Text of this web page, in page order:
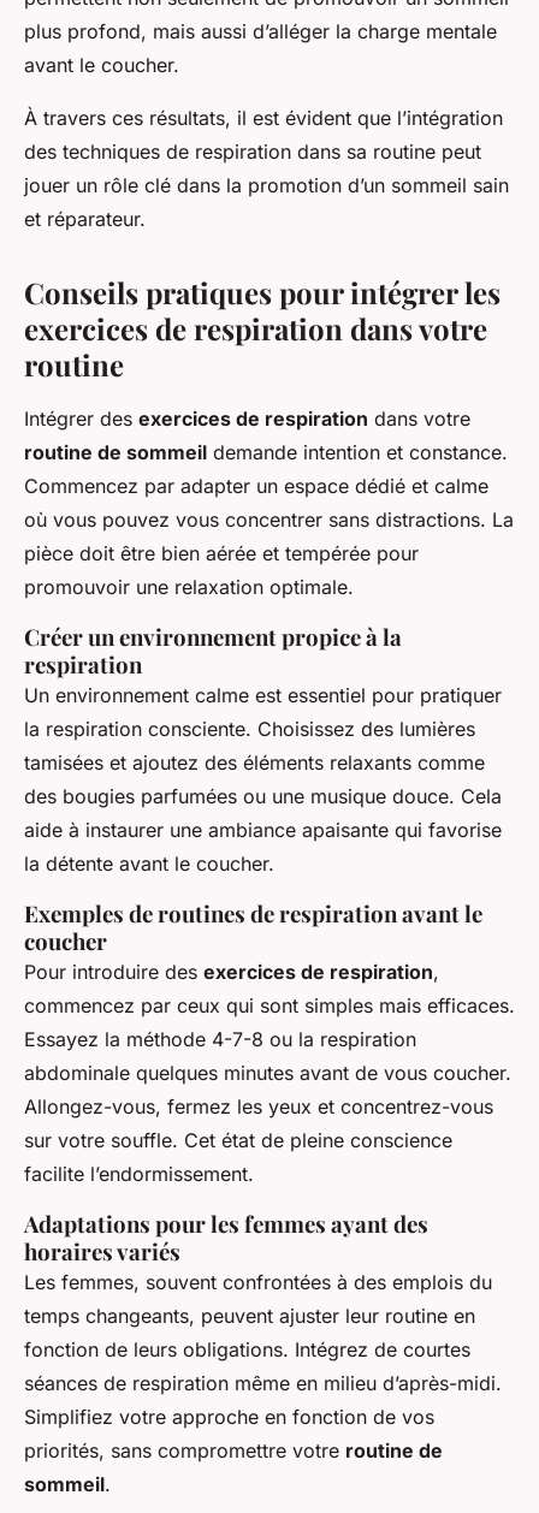
plus profond, mais aussi d’alléger la charge mentale
avant le coucher.
À travers ces résultats, il est évident que l’intégration
des techniques de respiration dans sa routine peut
jouer un rôle clé dans la promotion d’un sommeil sain
et réparateur.
Conseils pratiques pour intégrer les
exercices de respiration dans votre
routine
Intégrer des exercices de respiration dans votre
routine de sommeil demande intention et constance.
Commencez par adapter un espace dédié et calme
où vous pouvez vous concentrer sans distractions. La
pièce doit être bien aérée et tempérée pour
promouvoir une relaxation optimale.
Créer un environnement propice à la
respiration
Un environnement calme est essentiel pour pratiquer
la respiration consciente. Choisissez des lumières
tamisées et ajoutez des éléments relaxants comme
des bougies parfumées ou une musique douce. Cela
aide à instaurer une ambiance apaisante qui favorise
la détente avant le coucher.
Exemples de routines de respiration avant le
coucher
Pour introduire des exercices de respiration,
commencez par ceux qui sont simples mais efficaces.
Essayez la méthode 4-7-8 ou la respiration
abdominale quelques minutes avant de vous coucher.
Allongez-vous, fermez les yeux et concentrez-vous
sur votre souffle. Cet état de pleine conscience
facilite l’endormissement.
Adaptations pour les femmes ayant des
horaires variés
Les femmes, souvent confrontées à des emplois du
temps changeants, peuvent ajuster leur routine en
fonction de leurs obligations. Intégrez de courtes
séances de respiration même en milieu d’après-midi.
Simplifiez votre approche en fonction de vos
priorités, sans compromettre votre routine de
sommeil.